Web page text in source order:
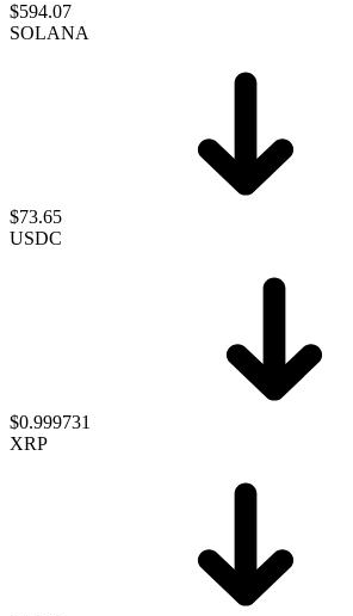
$594.07
SOLANA
$73.65
USDC
$0.999731
XRP